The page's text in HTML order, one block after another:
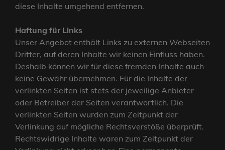
diese Inhalte umgehend entfernen.
Haftung für Links
Unser Angebot enthält Links zu externen Webseiten
Dritter, auf deren Inhalte wir keinen Einfluss haben.
Deshalb können wir für diese fremden Inhalte auch
keine Gewähr übernehmen. Für die Inhalte der
verlinkten Seiten ist stets der jeweilige Anbieter
oder Betreiber der Seiten verantwortlich. Die
verlinkten Seiten wurden zum Zeitpunkt der
Verlinkung auf mögliche Rechtsverstöße überprüft.
Rechtswidrige Inhalte waren zum Zeitpunkt der